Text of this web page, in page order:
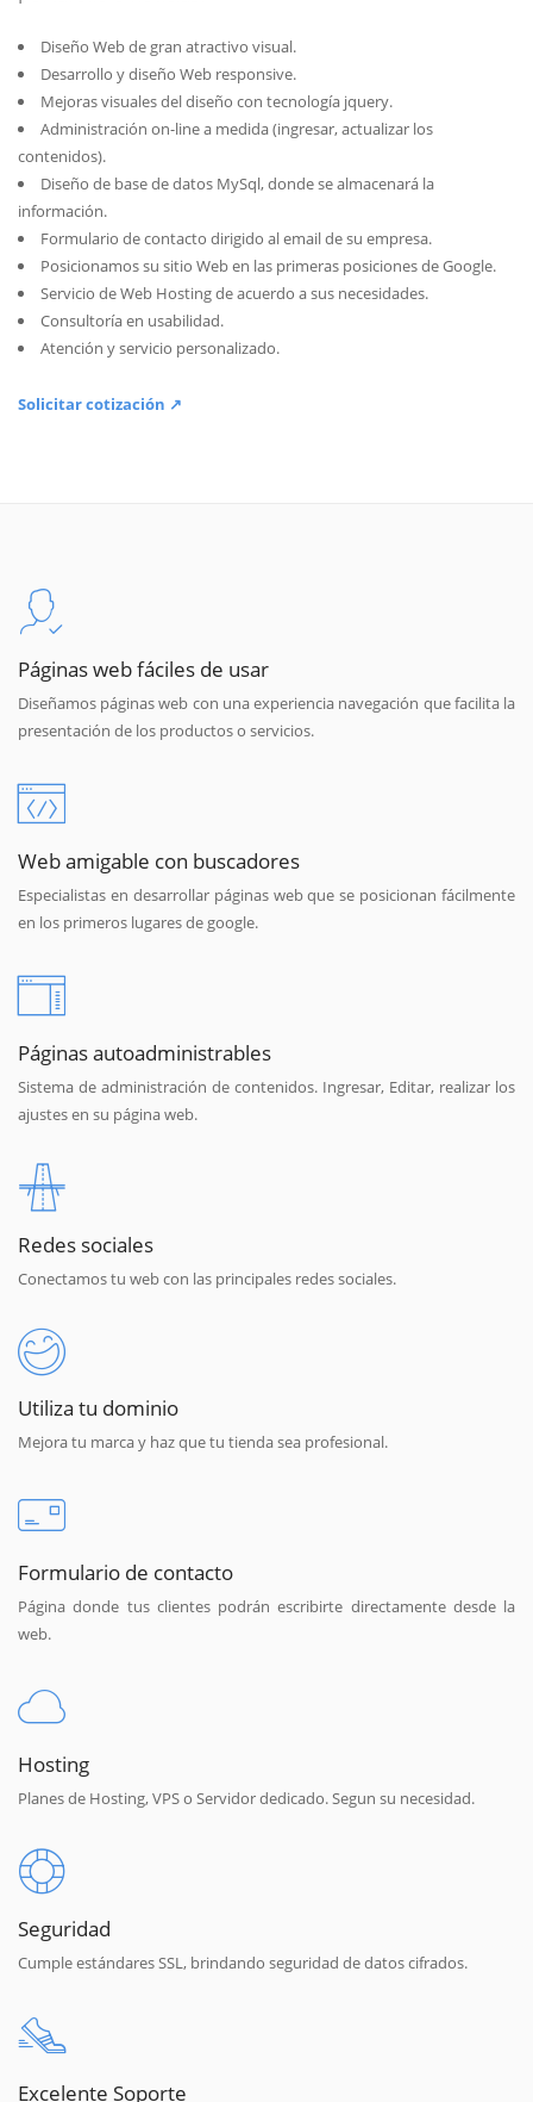
Diseño Web de gran atractivo visual.
Desarrollo y diseño Web responsive.
Mejoras visuales del diseño con tecnología jquery.
Administración on-line a medida (ingresar, actualizar los
contenidos).
Diseño de base de datos MySql, donde se almacenará la
información.
Formulario de contacto dirigido al email de su empresa.
Posicionamos su sitio Web en las primeras posiciones de Google.
Servicio de Web Hosting de acuerdo a sus necesidades.
Consultoría en usabilidad.
Atención y servicio personalizado.
Solicitar cotización ↗
Páginas web fáciles de usar
Diseñamos páginas web con una experiencia navegación que facilita la
presentación de los productos o servicios.
Web amigable con buscadores
Especialistas en desarrollar páginas web que se posicionan fácilmente
en los primeros lugares de google.
Páginas autoadministrables
Sistema de administración de contenidos. Ingresar, Editar, realizar los
ajustes en su página web.
Redes sociales
Conectamos tu web con las principales redes sociales.
Utiliza tu dominio
Mejora tu marca y haz que tu tienda sea profesional.
Formulario de contacto
Página donde tus clientes podrán escribirte directamente desde la
web.
Hosting
Planes de Hosting, VPS o Servidor dedicado. Segun su necesidad.
Seguridad
Cumple estándares SSL, brindando seguridad de datos cifrados.
Excelente Soporte